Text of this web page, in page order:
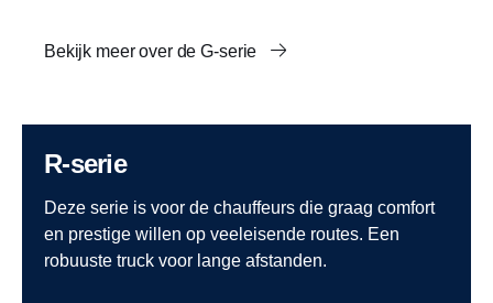
Bekijk meer over de G-serie
R-serie
Deze serie is voor de chauffeurs die graag comfort
en prestige willen op veeleisende routes. Een
robuuste truck voor lange afstanden.